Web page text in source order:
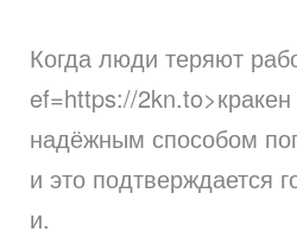
본문
Когда люди теряют
ef=https://
надёжным способом
и это подтверждается
и.